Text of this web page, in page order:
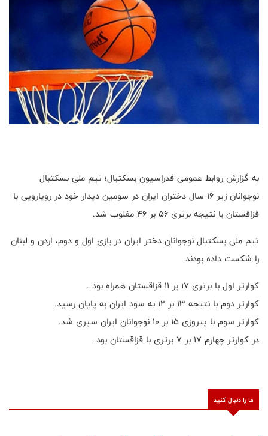
به گزارش روابط عمومی فدراسیون بسکتبال؛ تیم ملی بسکتبال
نوجوانان زیر ۱۶ سال دختران ایران در سومین دیدار خود در رویارویی با
قزاقستان با نتیجه برتری ۵۶ بر ‌۴۶ مغلوب شد.
تیم ملی بسکتبال نوجوانان دختر ایران در بازی اول و دوم، اردن و لبنان
را شکست داده بودند.
کوارتر اول با برتری ۱۷ بر ۱۱ قزاقستان همراه بود .
کوارتر دوم با نتیجه ۱۳ بر ۱۲ به سود ایران به پایان رسید.
کوارتر سوم با پیروزی ۱۵ بر ۱۰ نوجوانان ایران سپری شد.
در کوارتر چهارم ۱۷ بر ۷ برتری با قزاقستان بود.
ما را دنبال کنید